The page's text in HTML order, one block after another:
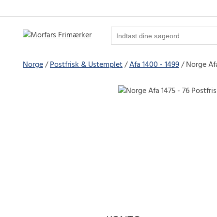
Norge Postfrisk & Ustemplet Afa 1400 - 1499 Norge